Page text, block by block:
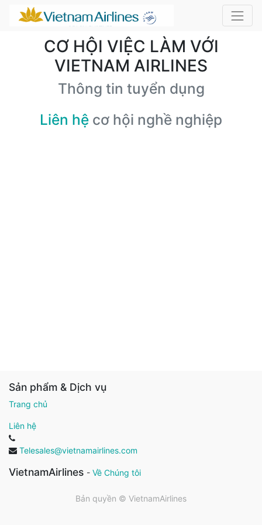
CƠ HỘI VIỆC LÀM VỚI
VIETNAM AIRLINES
Thông tin tuyển dụng
Liên hệ cơ hội nghề nghiệp
Sản phẩm & Dịch vụ
Trang chủ
Liên hệ
Telesales@vietnamairlines.com
VietnamAirlines - Về Chúng tôi
Bản quyền © VietnamAirlines